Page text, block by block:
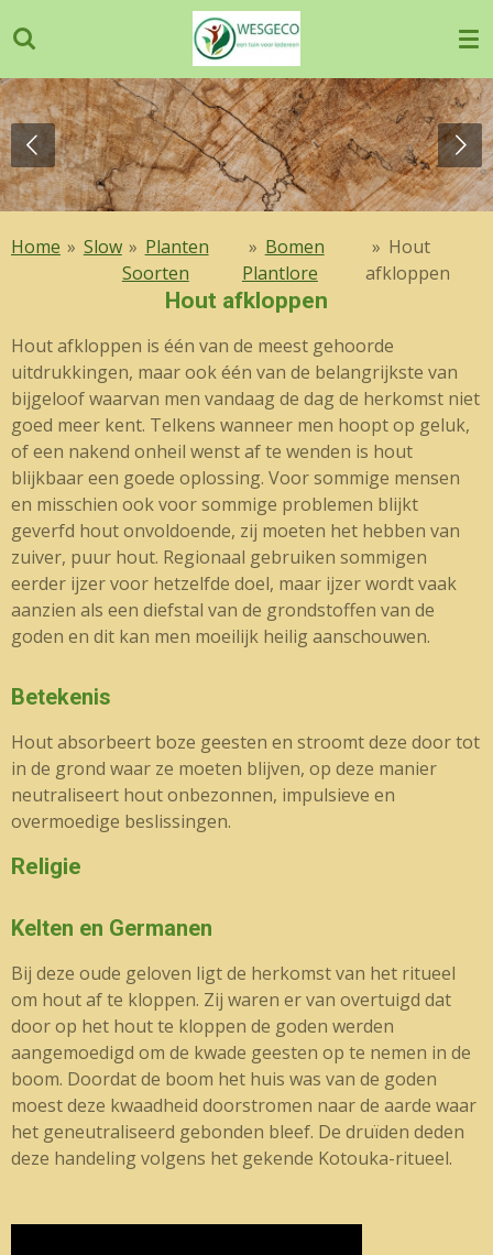
direct
naar
de
hoofdinhoud
Home » Slow » Planten
Soorten
» Bomen
Plantlore
» Hout
afkloppen
Hout afkloppen
Hout afkloppen is één van de meest gehoorde
uitdrukkingen, maar ook één van de belangrijkste van
bijgeloof waarvan men vandaag de dag de herkomst niet
goed meer kent. Telkens wanneer men hoopt op geluk,
of een nakend onheil wenst af te wenden is hout
blijkbaar een goede oplossing. Voor sommige mensen
en misschien ook voor sommige problemen blijkt
geverfd hout onvoldoende, zij moeten het hebben van
zuiver, puur hout. Regionaal gebruiken sommigen
eerder ijzer voor hetzelfde doel, maar ijzer wordt vaak
aanzien als een diefstal van de grondstoffen van de
goden en dit kan men moeilijk heilig aanschouwen.
Betekenis
Hout absorbeert boze geesten en stroomt deze door tot
in de grond waar ze moeten blijven, op deze manier
neutraliseert hout onbezonnen, impulsieve en
overmoedige beslissingen.
Religie
Kelten en Germanen
Bij deze oude geloven ligt de herkomst van het ritueel
om hout af te kloppen. Zij waren er van overtuigd dat
door op het hout te kloppen de goden werden
aangemoedigd om de kwade geesten op te nemen in de
boom. Doordat de boom het huis was van de goden
moest deze kwaadheid doorstromen naar de aarde waar
het geneutraliseerd gebonden bleef. De druïden deden
deze handeling volgens het gekende Kotouka-ritueel.